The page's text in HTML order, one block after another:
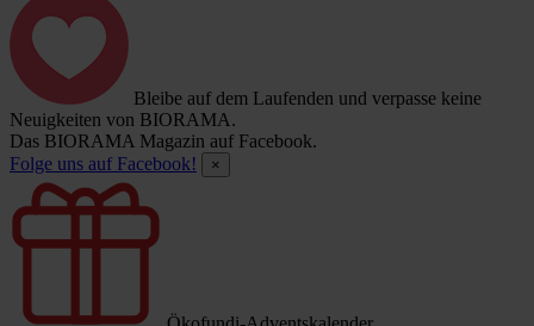
Bleibe auf dem Laufenden und verpasse keine
Neuigkeiten von BIORAMA.
Das BIORAMA Magazin auf Facebook.
Folge uns auf Facebook!
×